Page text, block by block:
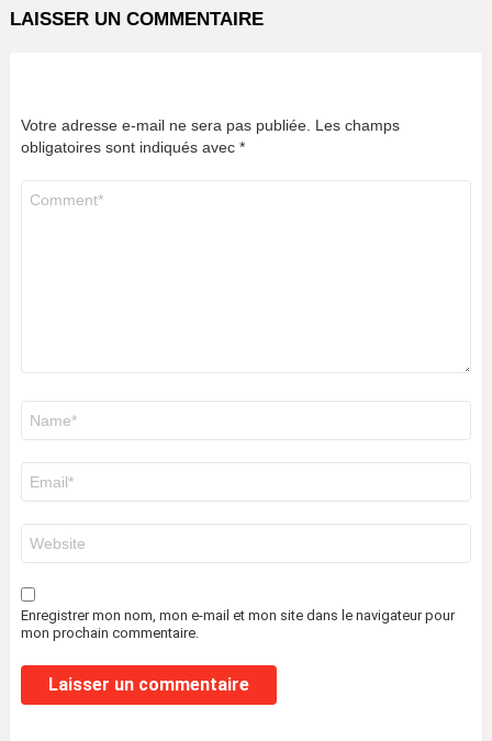
LAISSER UN COMMENTAIRE
Votre adresse e-mail ne sera pas publiée. Les champs
obligatoires sont indiqués avec *
mail
*
web
Enregistrer mon nom, mon e-mail et mon site dans le navigateur pour
mon prochain commentaire.